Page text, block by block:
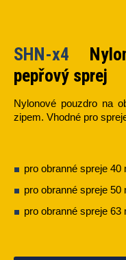
SHN-x4
pepřový sprej
Nylonové pouzdro na
zipem. Vhodné pro
pro obranné spreje 40
pro obranné spreje 50
pro obranné spreje 63